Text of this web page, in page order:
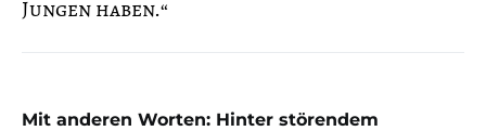
Jungen haben.“
Mit anderen Worten: Hinter störendem